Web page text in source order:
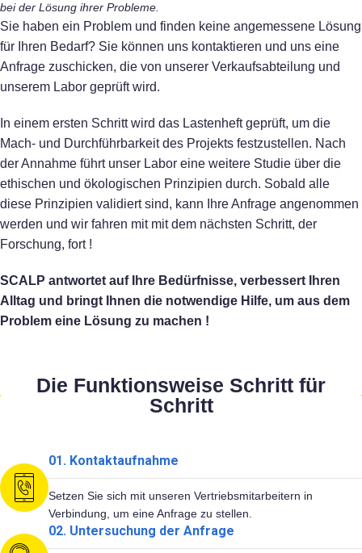
bei der Lösung ihrer Probleme.
Sie haben ein Problem und finden keine angemessene Lösung
für Ihren Bedarf? Sie können uns kontaktieren und uns eine
Anfrage zuschicken, die von unserer Verkaufsabteilung und
unserem Labor geprüft wird.
In einem ersten Schritt wird das Lastenheft geprüft, um die
Mach- und Durchführbarkeit des Projekts festzustellen. Nach
der Annahme führt unser Labor eine weitere Studie über die
ethischen und ökologischen Prinzipien durch. Sobald alle
diese Prinzipien validiert sind, kann Ihre Anfrage angenommen
werden und wir fahren mit mit dem nächsten Schritt, der
Forschung, fort !
SCALP antwortet auf Ihre Bedürfnisse, verbessert Ihren
Alltag und bringt Ihnen die notwendige Hilfe, um aus dem
Problem eine Lösung zu machen !
Die Funktionsweise Schritt für
Schritt
01. Kontaktaufnahme
Setzen Sie sich mit unseren Vertriebsmitarbeitern in
Verbindung, um eine Anfrage zu stellen.
02. Untersuchung der Anfrage